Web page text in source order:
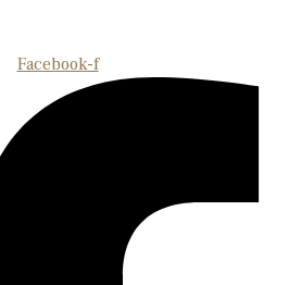
Facebook-f